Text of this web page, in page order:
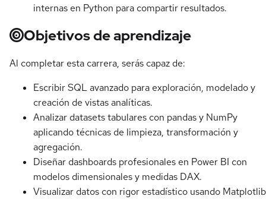
internas en Python para compartir resultados.
Objetivos de aprendizaje
Al completar esta carrera, serás capaz de:
Escribir SQL avanzado para exploración, modelado y
creación de vistas analíticas.
Analizar datasets tabulares con pandas y NumPy
aplicando técnicas de limpieza, transformación y
agregación.
Diseñar dashboards profesionales en Power BI con
modelos dimensionales y medidas DAX.
Visualizar datos con rigor estadístico usando